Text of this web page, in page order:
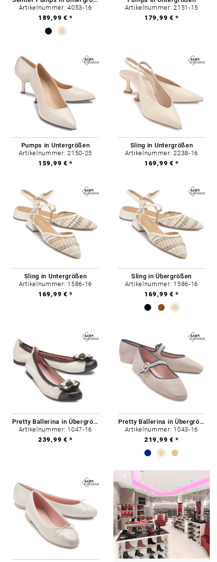
Artikelnummer: 4053-16
189,99 € *
Artikelnummer: 2151-15
179,99 € *
Pumps in Untergrößen
Artikelnummer: 2150-25
159,99 € *
Sling in Untergrößen
Artikelnummer: 2238-16
169,99 € *
Sling in Untergrößen
Artikelnummer: 1586-16
169,99 € *
Sling in Übergrößen
Artikelnummer: 1586-16
169,99 € *
Pretty Ballerina in Übergrößen
Artikelnummer: 1047-16
239,99 € *
Pretty Ballerina in Übergrößen
Artikelnummer: 1043-16
219,99 € *